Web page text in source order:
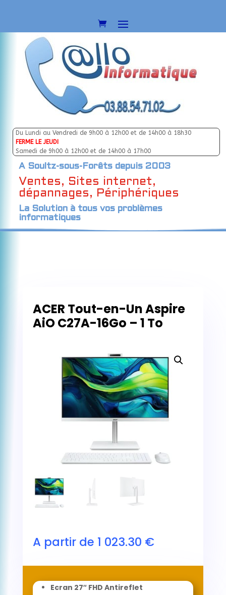
Du Lundi au Vendredi de 9h00 à 12h00 et de 14h00 à 18h30
FERME LE JEUDI
Samedi de 9h00 à 12h00 et de 14h00 à 17h00
A Soultz-sous-Forêts depuis 2003
Ventes, Sites internet,
dépannages, Périphériques
La Solution à tous vos problèmes
informatiques
ACER Tout-en-Un Aspire
AiO C27A-16Go – 1 To
A partir de 1 023.30 €
Ecran 27″ FHD Antireflet